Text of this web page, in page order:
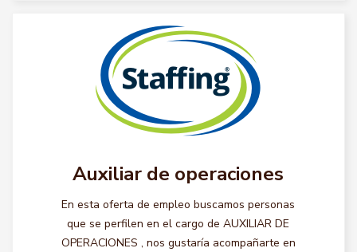
Auxiliar de operaciones
En esta oferta de empleo buscamos personas
que se perfilen en el cargo de AUXILIAR DE
OPERACIONES , nos gustaría acompañarte en